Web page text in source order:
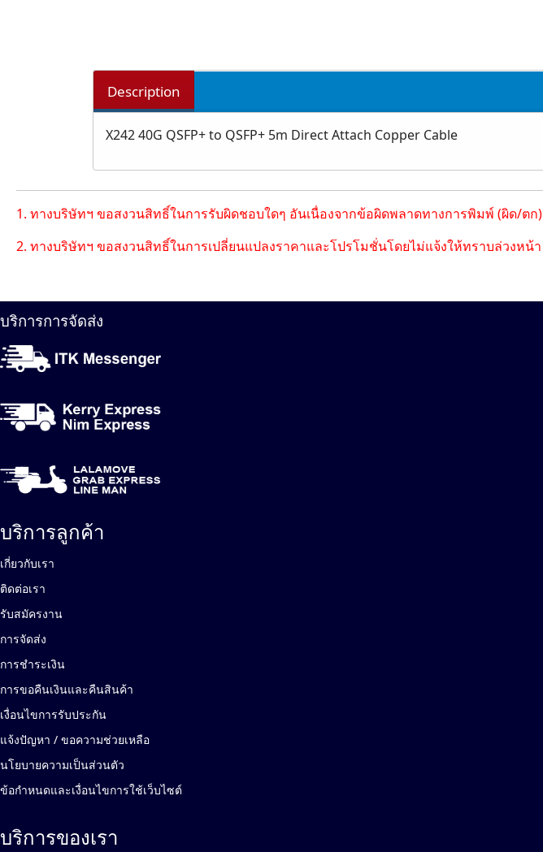
Description
X242 40G QSFP+ to QSFP+ 5m Direct Attach Copper Cable
1. ทางบริษัทฯ ขอสงวนสิทธิ์ในการรับผิดชอบใดๆ อันเนื่องจากข้อผิดพลาดทางการพิมพ์ (ผิด/ตก)
2. ทางบริษัทฯ ขอสงวนสิทธิ์ในการเปลี่ยนแปลงราคาและโปรโมชั่นโดยไม่แจ้งให้ทราบล่วงหน้า
บริการการจัดส่ง
บริการลูกค้า
เกี่ยวกับเรา
ติดต่อเรา
รับสมัครงาน
การจัดส่ง
การชำระเงิน
การขอคืนเงินและคืนสินค้า
เงื่อนไขการรับประกัน
แจ้งปัญหา / ขอความช่วยเหลือ
นโยบายความเป็นส่วนตัว
ข้อกำหนดและเงื่อนไขการใช้เว็บไซต์
บริการของเรา